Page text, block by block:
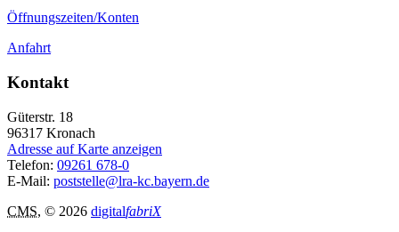
Öffnungszeiten/Konten
Anfahrt
Kontakt
Güterstr. 18
96317 Kronach
Adresse auf Karte anzeigen
Telefon: 09261 678-0
E-Mail: poststelle@lra-kc.bayern.de
CMS, © 2026 digitalfabriX